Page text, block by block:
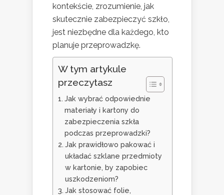
kontekście, zrozumienie, jak
skutecznie zabezpieczyć szkło,
jest niezbędne dla każdego, kto
planuje przeprowadzkę.
W tym artykule
przeczytasz
Jak wybrać odpowiednie
materiały i kartony do
zabezpieczenia szkła
podczas przeprowadzki?
Jak prawidłowo pakować i
układać szklane przedmioty
w kartonie, by zapobiec
uszkodzeniom?
Jak stosować folie,